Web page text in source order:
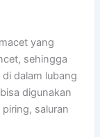
yang
sehingga
dalam lubang
digunakan
saluran